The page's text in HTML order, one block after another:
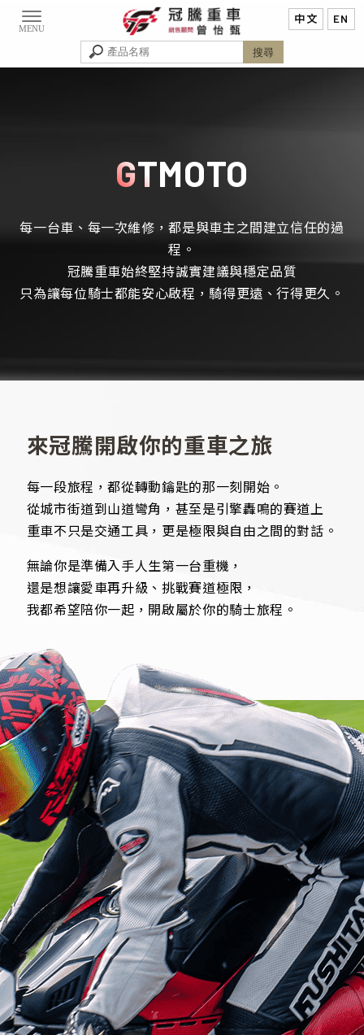
GTMOTO
每一台車、每一次維修，都是與車主之間建立信任的過
程。
冠騰重車始終堅持誠實建議與穩定品質
只為讓每位騎士都能安心啟程，騎得更遠、行得更久。
來冠騰開啟你的重車之旅
每一段旅程，都從轉動鑰匙的那一刻開始。
從城市街道到山道彎角，甚至是引擎轟鳴的賽道上
重車不只是交通工具，更是極限與自由之間的對話。
無論你是準備入手人生第一台重機，
還是想讓愛車再升級、挑戰賽道極限，
我都希望陪你一起，開啟屬於你的騎士旅程。